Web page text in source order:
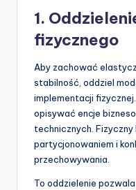
1.
fizycznego
Aby zachować
stabilność, oddziel
implementacji
opisywać encje
technicznych. Fizyczny
partycjonowaniem i
przechowywania.
To oddzielenie